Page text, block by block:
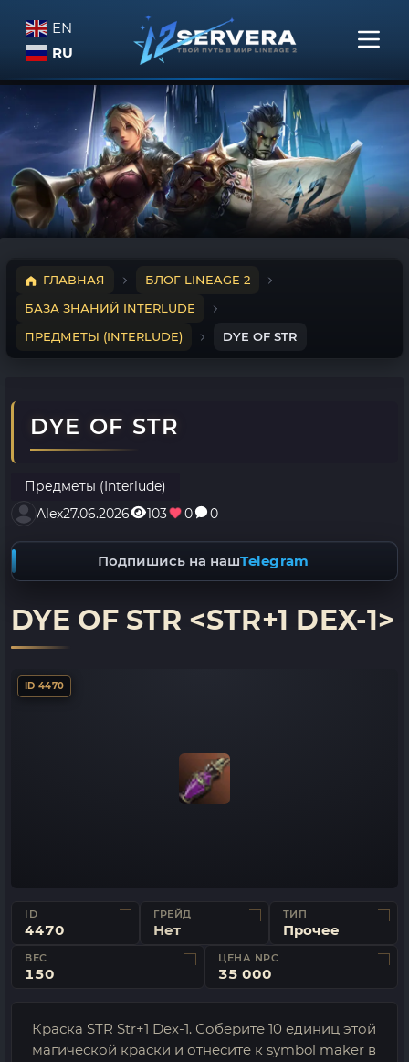
EN
RU
ГЛАВНАЯ
БЛОГ LINEAGE 2
БАЗА ЗНАНИЙ INTERLUDE
ПРЕДМЕТЫ (INTERLUDE)
DYE OF STR
DYE OF STR
Предметы (Interlude)
Alex27.06.2026 103 0 0
Подпишись на нашTelegram
DYE OF STR <STR+1 DEX-1>
ID 4470
ID
4470
ГРЕЙД
Нет
ТИП
Прочее
ВЕС
150
ЦЕНА NPC
35 000
Краска STR Str+1 Dex-1. Соберите 10 единиц этой
магической краски и отнесите к symbol maker в